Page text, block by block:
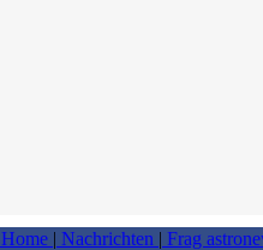
Home | Nachrichten | Frag